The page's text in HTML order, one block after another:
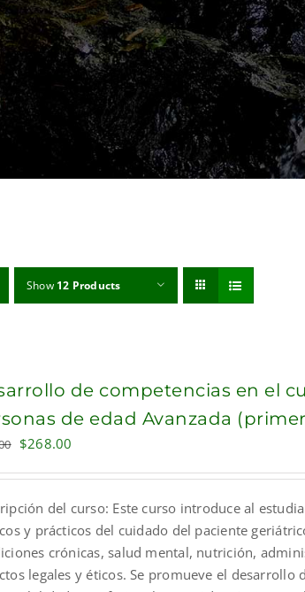
Show 12 Products
de competencias en el
de edad Avanzada
Original
$324.00.
$268.00
$268.00.
del curso: Este curso introduce al
y prácticos del cuidado del paciente
crónicas, salud mental, nutrición,
legales y éticos. Se promueve el desarrollo